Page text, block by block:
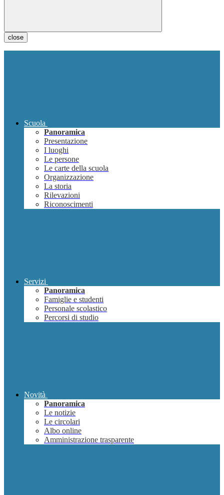
close
Scuola
Panoramica
Presentazione
I luoghi
Le persone
Le carte della scuola
Organizzazione
La storia
Rilevazioni
Riconoscimenti
Servizi
Panoramica
Famiglie e studenti
Personale scolastico
Percorsi di studio
Novità
Panoramica
Le notizie
Le circolari
Albo online
Amministrazione trasparente